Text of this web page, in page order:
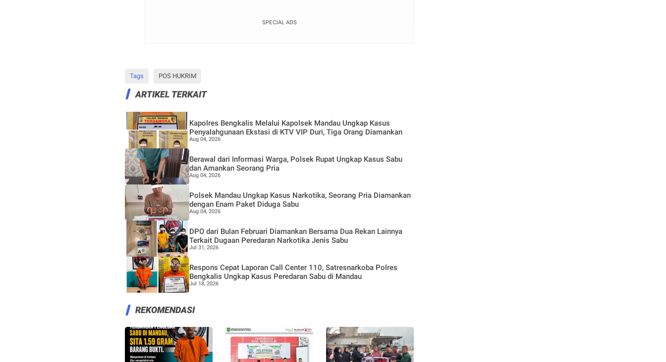
SPECIAL ADS
Tags POS HUKRIM
ARTIKEL TERKAIT
Kapolres Bengkalis Melalui Kapolsek Mandau Ungkap Kasus
Penyalahgunaan Ekstasi di KTV VIP Duri, Tiga Orang Diamankan
Aug 04, 2026
Berawal dari Informasi Warga, Polsek Rupat Ungkap Kasus Sabu
dan Amankan Seorang Pria
Aug 04, 2026
Polsek Mandau Ungkap Kasus Narkotika, Seorang Pria Diamankan
dengan Enam Paket Diduga Sabu
Aug 04, 2026
DPO dari Bulan Februari Diamankan Bersama Dua Rekan Lainnya
Terkait Dugaan Peredaran Narkotika Jenis Sabu
Jul 31, 2026
Respons Cepat Laporan Call Center 110, Satresnarkoba Polres
Bengkalis Ungkap Kasus Peredaran Sabu di Mandau
Jul 18, 2026
REKOMENDASI